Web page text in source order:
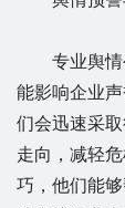
专业舆情公
能影响企业
们会迅速采
走向，减轻
巧，他们能